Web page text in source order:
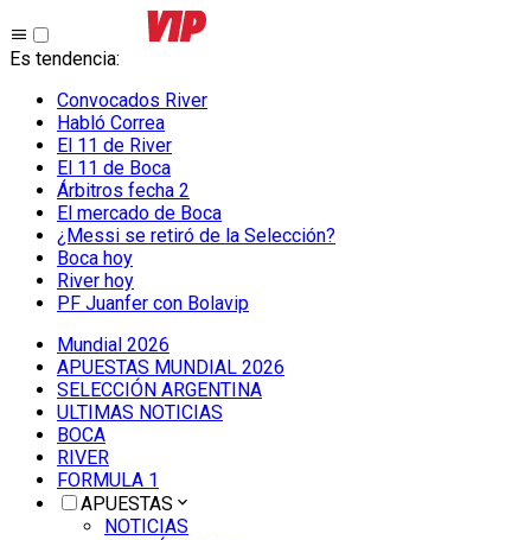
Es tendencia:
Convocados River
Habló Correa
El 11 de River
El 11 de Boca
Árbitros fecha 2
El mercado de Boca
¿Messi se retiró de la Selección?
Boca hoy
River hoy
PF Juanfer con Bolavip
Mundial 2026
APUESTAS MUNDIAL 2026
SELECCIÓN ARGENTINA
ULTIMAS NOTICIAS
BOCA
RIVER
FORMULA 1
APUESTAS
NOTICIAS